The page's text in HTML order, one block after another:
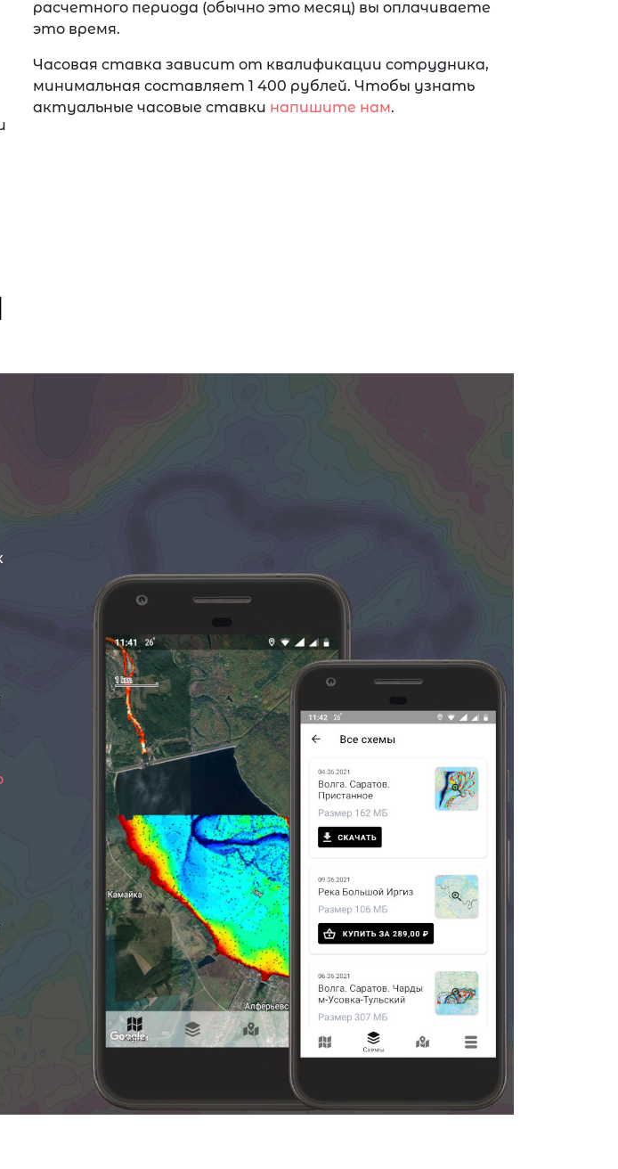
расчетного периода (обычно это месяц) вы оплачиваете
это время.
Часовая ставка зависит от квалификации сотрудника,
минимальная составляет 1 400 рублей. Чтобы узнать
актуальные часовые ставки напишите нам.